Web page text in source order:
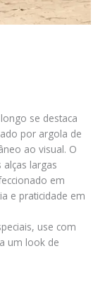
se destaca
por argola de
ao visual. O
largas
em
e praticidade em
use com
um look de